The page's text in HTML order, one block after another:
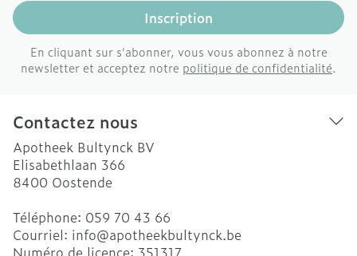
Inscription
En cliquant sur s'abonner, vous vous abonnez à notre
newsletter et acceptez notre politique de confidentialité.
Contactez nous
Apotheek Bultynck BV
Elisabethlaan 366
8400 Oostende
Téléphone: 059 70 43 66
Courriel: info@apotheekbultynck.be
Numéro de licence: 351317